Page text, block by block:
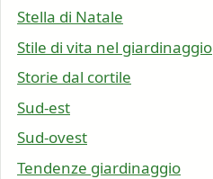
Stella di Natale
Stile di vita nel giardinaggio
Storie dal cortile
Sud-est
Sud-ovest
Tendenze giardinaggio